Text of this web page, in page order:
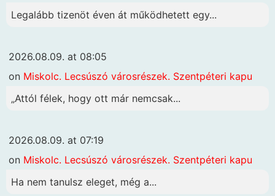
Legalább tizenöt éven át működhetett egy...
2026.08.09. at 08:05
on Miskolc. Lecsúszó városrészek. Szentpéteri kapu
„Attól félek, hogy ott már nemcsak...
2026.08.09. at 07:19
on Miskolc. Lecsúszó városrészek. Szentpéteri kapu
Ha nem tanulsz eleget, még a...